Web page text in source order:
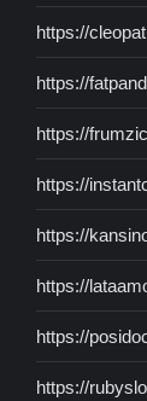
https://
https://
https://
https://
https://
https://
https://
https://